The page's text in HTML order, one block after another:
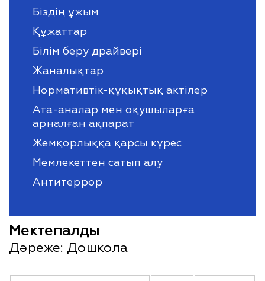
Біздің ұжым
Құжаттар
Білім беру драйвері
Жаналықтар
Нормативтік-құқықтық актілер
Ата-аналар мен оқушыларға
арналған ақпарат
Жемқорлыққа қарсы күрес
Мемлекеттен сатып алу
Антитеррор
Мектепалды
Дәреже: Дошкола